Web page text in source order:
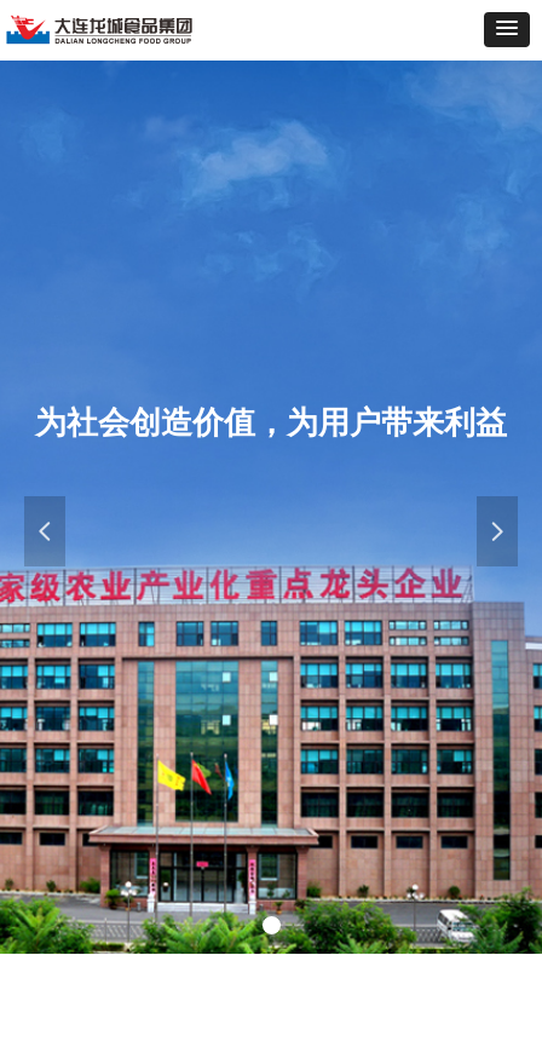
为社会创造价值，为用户带来利益
넳 넲